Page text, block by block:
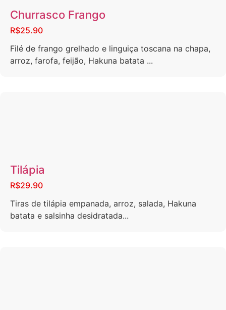
Churrasco Frango
R$25.90
Filé de frango grelhado e linguiça toscana na chapa,
arroz, farofa, feijão, Hakuna batata ...
Tilápia
R$29.90
Tiras de tilápia empanada, arroz, salada, Hakuna
batata e salsinha desidratada...